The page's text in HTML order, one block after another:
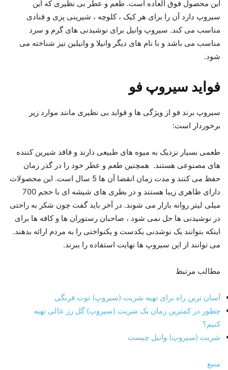
این محصول فوق العاده است. طعم و عطر بی نظیری که این
سیروپ دارد آن را برای هر کیک ، کلوچه ، شیرینی پزی و قنادی
مناسب می کند. سیروپ وانیل برای نوشیدنی های گرم و سرد
مناسب می باشد و با نام های دیگر وانیلا و وانیلین نیز شناخته می
شود.
فواید سیروپ فو
سیروپ برند فو از ویژگی ها و فواید بی نظیری مانند موارد زیر
برخوردار است:
طعمی بسیار نزدیک به میوه های طبیعی دارند و فاقد شیرین کننده
های مصنوعی هستند. همچنین طعم و عطر خود را در گذر زمان
حفظ می کنند و مدت زمان انقضا آن ها 5 سال است. این محصولات
دارای ظاهری زیبا هستند و در بطری های شیشه ای با حجم 700
میلی لیتر روانه بازار می شوند. در آخر باید گفت چون شکر به راحتی
در نوشیدنی ها حل نمی شود ، صاحبان رستوران ها و کافه ها برای
اینکه بتوانند یک نوشدنی یکدست و یکنواختی را به مردم ارائه بدهند.
می توانند از این سیروپ ها نهایت استفاده را ببرند.
مطالب مرتبط
آسان ترین راه برای تهیه شربت (سیروپ) توت فرنگی
چطور در کمترین زمان یک شربت (سیروپ) گل رز عالی تهیه
کنیم؟
شربت (سیروپ) وانیل چیست
منبع